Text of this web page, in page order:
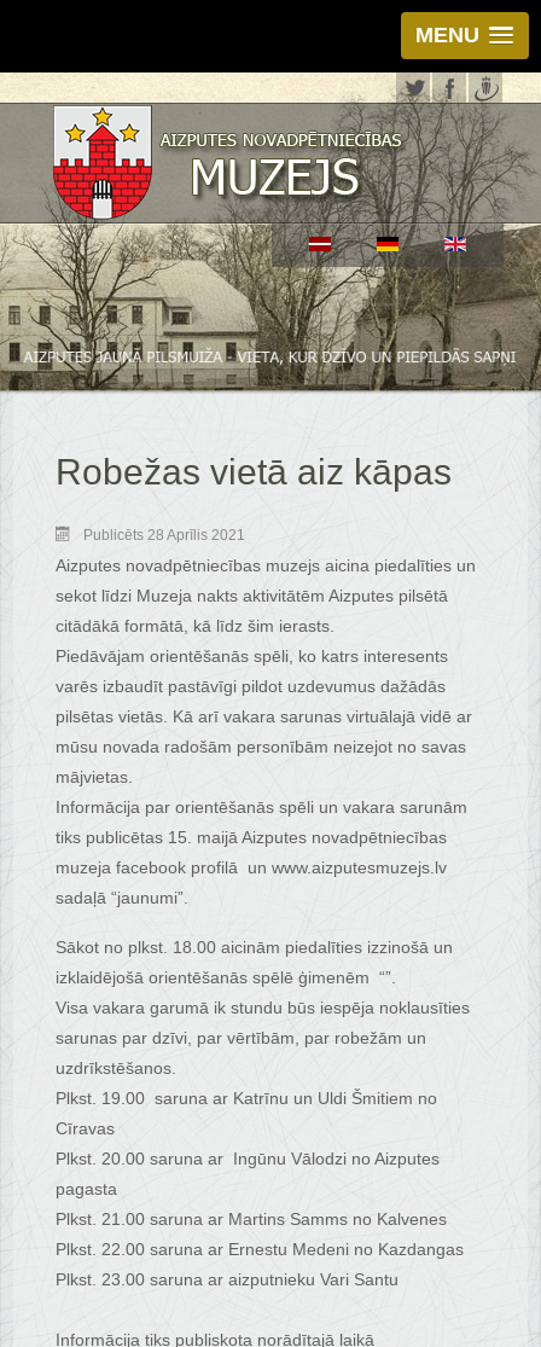
MENU
Robežas vietā aiz kāpas
Publicēts 28 Aprīlis 2021
Aizputes novadpētniecības muzejs aicina piedalīties un
sekot līdzi Muzeja nakts aktivitātēm Aizputes pilsētā
citādākā formātā, kā līdz šim ierasts.
Piedāvājam orientēšanās spēli, ko katrs interesents
varēs izbaudīt pastāvīgi pildot uzdevumus dažādās
pilsētas vietās. Kā arī vakara sarunas virtuālajā vidē ar
mūsu novada radošām personībām neizejot no savas
mājvietas.
Informācija par orientēšanās spēli un vakara sarunām
tiks publicētas 15. maijā Aizputes novadpētniecības
muzeja facebook profilā un www.aizputesmuzejs.lv
sadaļā “jaunumi”.
Sākot no plkst. 18.00 aicinām piedalīties izzinošā un
izklaidējošā orientēšanās spēlē ģimenēm “”.
Visa vakara garumā ik stundu būs iespēja noklausīties
sarunas par dzīvi, par vērtībām, par robežām un
uzdrīkstēšanos.
Plkst. 19.00 saruna ar Katrīnu un Uldi Šmitiem no
Cīravas
Plkst. 20.00 saruna ar Ingūnu Vālodzi no Aizputes
pagasta
Plkst. 21.00 saruna ar Martins Samms no Kalvenes
Plkst. 22.00 saruna ar Ernestu Medeni no Kazdangas
Plkst. 23.00 saruna ar aizputnieku Vari Santu
Informācija tiks publiskota norādītajā laikā